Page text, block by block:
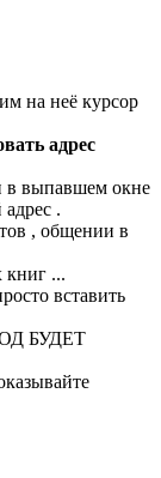
на неё курсор
адрес
в выпавшем окне
.
, общении в
книг ...
вставить
БУДЕТ